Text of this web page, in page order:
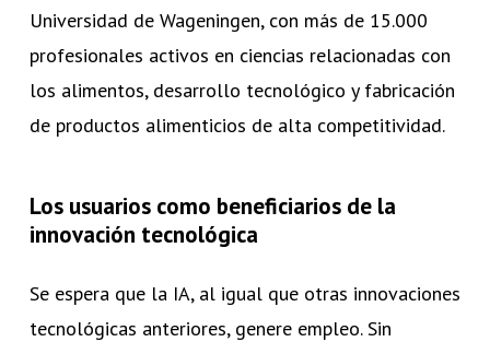
Universidad de Wageningen, con más de 15.000
profesionales activos en ciencias relacionadas con
los alimentos, desarrollo tecnológico y fabricación
de productos alimenticios de alta competitividad.
Los usuarios como beneficiarios de la
innovación tecnológica
Se espera que la IA, al igual que otras innovaciones
tecnológicas anteriores, genere empleo. Sin